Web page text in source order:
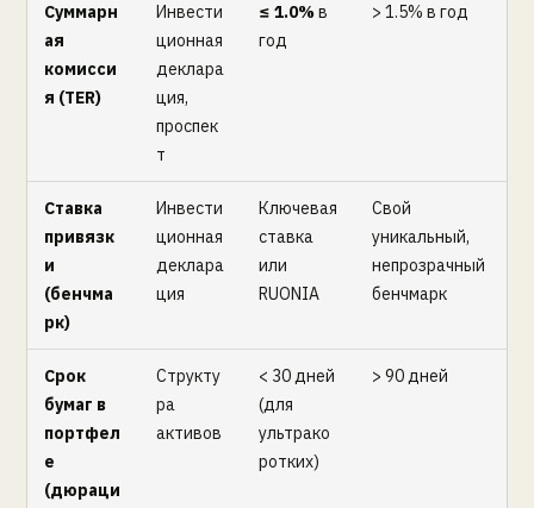
Суммарн
ая
комисси
я (TER)
Инвести
ционная
деклара
ция,
проспек
т
≤ 1.0%в
год
> 1.5% в год
Ставка
привязк
и
(бенчма
рк)
Инвести
ционная
деклара
ция
Ключевая
ставка
или
RUONIA
Свой
уникальный,
непрозрачный
бенчмарк
Срок
бумаг в
портфел
е
(дюраци
Структу
ра
активов
< 30 дней
(для
ультрако
ротких)
> 90 дней